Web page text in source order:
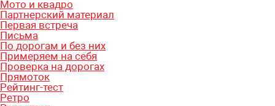
Мото и квадро
Партнерский материал
Первая встреча
Письма
По дорогам и без них
Примеряем на себя
Проверка на дорогах
Прямоток
Рейтинг-тест
Ретро